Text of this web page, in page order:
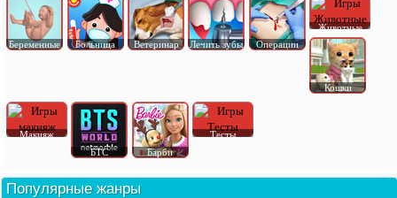
Беременные Больница Ветеринар Лечить зубы Операции
Животные
Кошки
Макияж
БТС
Барби
Тесты
Популярные жанры